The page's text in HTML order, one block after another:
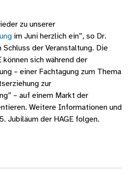
zu unserer
im Juni herzlich ein”, so Dr.
Schluss der Veranstaltung. Die
sich während der
– einer Fachtagung zum Thema
zur
– auf einem Markt der
Weitere Informationen und
Jubiläum der HAGE folgen.